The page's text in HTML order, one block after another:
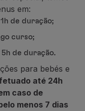
em:
de duração;
curso;
de duração.
para bebés e
até 24h
caso de
menos 7 dias